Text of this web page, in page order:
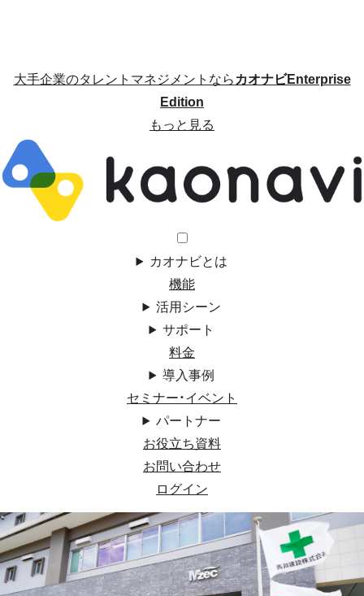
大手企業のタレントマネジメントならカオナビEnterprise
Edition
もっと見る
カオナビとは
機能
活用シーン
サポート
料金
導入事例
セミナー・イベント
パートナー
お役立ち資料
お問い合わせ
ログイン